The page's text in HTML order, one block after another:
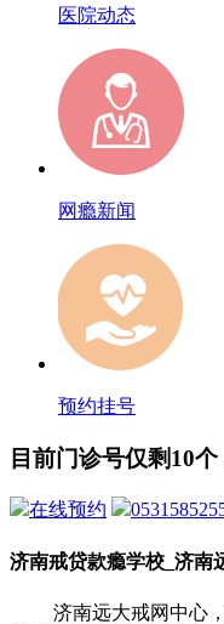
医院动态
网瘾新闻
预约挂号
目前门诊号仅剩10
在线预约
济南戒贷款瘾学校_济南
济南远大戒网中心，